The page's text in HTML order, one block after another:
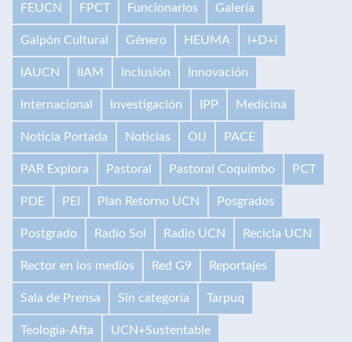
FEUCN FPCT Funcionarios Galería
Galpón Cultural Género HEUMA I+D+i
IAUCN IIAM Inclusión Innovación
Internacional Investigación IPP Medicina
Noticia Portada Noticias OIJ PACE
PAR Explora Pastoral Pastoral Coquimbo PCT
PDE PEI Plan Retorno UCN Posgrados
Postgrado Radio Sol Radio UCN Recicla UCN
Rector en los medios Red G9 Reportajes
Sala de Prensa Sin categoría Tarpuq
Teología-Afta UCN+Sustentable